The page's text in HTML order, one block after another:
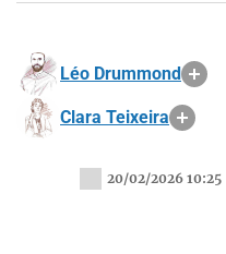
Léo Drummond
Clara Teixeira
20/02/2026 10:25